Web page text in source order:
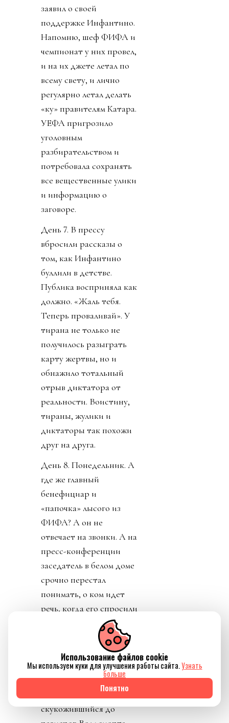
заявил о своей
поддержке Инфантино.
Напомню, шеф ФИФА и
чемпионат у них провел,
и на их джете летал по
всему свету, и лично
регулярно летал делать
«ку» правителям Катара.
УЕФА пригрозило
уголовным
разбирательством и
потребовала сохранять
все вещественные улики
и информацию о
заговоре.
День 7. В прессу
вбросили рассказы о
том, как Инфантино
буллили в детстве.
Публика восприняла как
должно. «Жаль тебя.
Теперь проваливай». У
тирана не только не
получилось разыграть
карту жертвы, но и
обнажило тотальный
отрыв диктатора от
реальности. Воистину,
тираны, жулики и
диктаторы так похожи
друг на друга.
День 8. Понедельник. А
где же главный
бенефициар и
«папочка» лысого из
ФИФА? А он не
отвечает на звонки. А на
пресс-конференции
заседатель в белом доме
срочно перестал
понимать, о ком идет
речь, когда его спросили
о лысом корешке.
Картинно вспомнив,
дон заявил, что не
разговаривал с
Инфантино. Лишенный
благословения патрона,
скукожившийся до
Использование файлов cookie
Мы используем куки для улучшения работы сайта.Узнать
больше
Понятно